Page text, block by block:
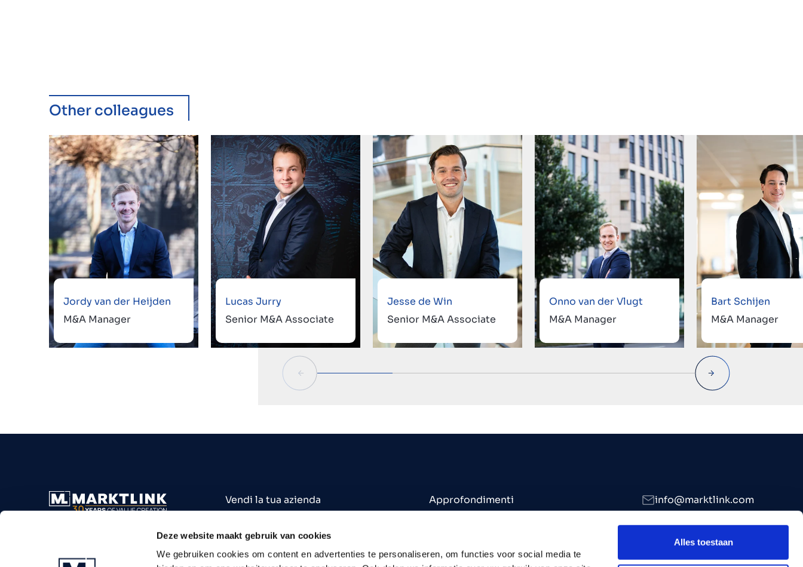
Deze website maakt gebruik van cookies
We gebruiken cookies om content en advertenties te personaliseren, om functies voor social media te
Alles toestaan
Other colleagues
Jordy van der Heijden
M&A Manager
Lucas Jurry
Senior M&A Associate
Jesse de Win
Senior M&A Associate
Onno van der Vlugt
M&A Manager
Bart Schijen
M&A Manager
Vendi la tua azienda
Attività in vendita
Settori
Approfondimenti
Opportunità di lavoro
info@marktlink.com
LinkedIn